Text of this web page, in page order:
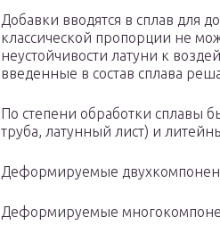
Добавки вводятся в сплав для
классической пропорции не
неустойчивости латуни к
введенные в состав сплава
По степени обработки сплавы
труба, латунный лист) и
Деформируемые
Деформируемые